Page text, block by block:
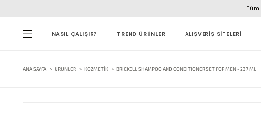
Tüm
NASIL ÇALIŞIR? TREND ÜRÜNLER ALIŞVERİŞ SİTELERİ
ANA SAYFA URUNLER KOZMETIK BRICKELL SHAMPOO AND CONDITIONER SET FOR MEN - 237 ML